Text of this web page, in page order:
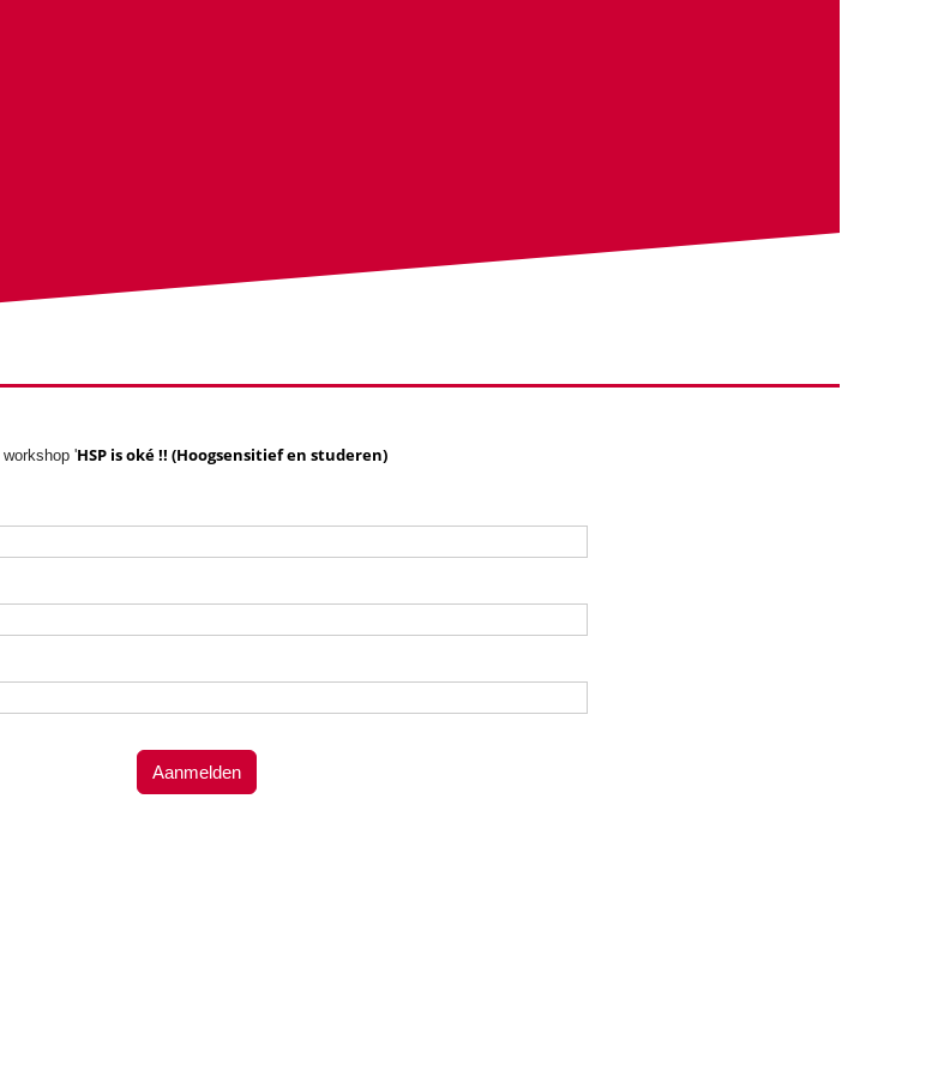
workshop 'HSP is oké !! (Hoogsensitief en studeren)
Aanmelden